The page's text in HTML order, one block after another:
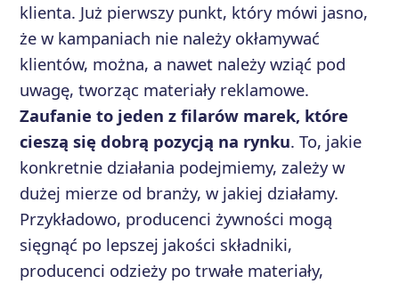
klienta. Już pierwszy punkt, który mówi jasno,
że w kampaniach nie należy okłamywać
klientów, można, a nawet należy wziąć pod
uwagę, tworząc materiały reklamowe.
Zaufanie to jeden z filarów marek, które
cieszą się dobrą pozycją na rynku. To, jakie
konkretnie działania podejmiemy, zależy w
dużej mierze od branży, w jakiej działamy.
Przykładowo, producenci żywności mogą
sięgnąć po lepszej jakości składniki,
producenci odzieży po trwałe materiały,